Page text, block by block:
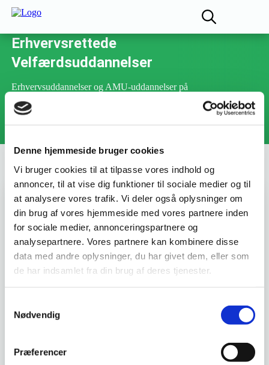
Denne hjemmeside bruger cookies
Vi bruger cookies til at tilpasse vores indhold og
annoncer, til at vise dig funktioner til sociale medier og til
at analysere vores trafik. Vi deler også oplysninger om
din brug af vores hjemmeside med vores partnere inden
for sociale medier, annonceringspartnere og
analysepartnere. Vores partnere kan kombinere disse
data med andre oplysninger, du har givet dem, eller som
de har indsamlet fra din brug af deres tjenester.
Nødvendig
Præferencer
Erhvervsrettede
Velfærdsuddannelser
Erhvervsuddannelser og AMU-uddannelser på
sundhedsområdet
Varighed : 2 dage
Uddannelsesnummer :45511
DKLL nummer : 2
Deltageren styrker og videreudvikler sine